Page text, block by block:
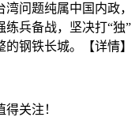
问题纯属中国内政，
兵备战，坚决打“独”
钢铁长城。【详情】
关注！